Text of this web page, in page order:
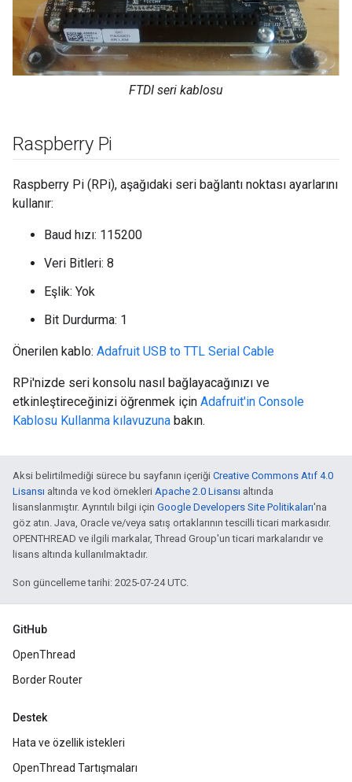
FTDI seri kablosu
Raspberry Pi
Raspberry Pi (RPi), aşağıdaki seri bağlantı noktası ayarlarını
kullanır:
Baud hızı: 115200
Veri Bitleri: 8
Eşlik: Yok
Bit Durdurma: 1
Önerilen kablo: Adafruit USB to TTL Serial Cable
RPi'nizde seri konsolu nasıl bağlayacağınızı ve
etkinleştireceğinizi öğrenmek için Adafruit'in Console
Kablosu Kullanma kılavuzuna bakın.
Aksi belirtilmediği sürece bu sayfanın içeriği Creative Commons Atıf 4.0
Lisansı altında ve kod örnekleri Apache 2.0 Lisansı altında
lisanslanmıştır. Ayrıntılı bilgi için Google Developers Site Politikaları'na
göz atın. Java, Oracle ve/veya satış ortaklarının tescilli ticari markasıdır.
OPENTHREAD ve ilgili markalar, Thread Group'un ticari markalarıdır ve
lisans altında kullanılmaktadır.
Son güncelleme tarihi: 2025-07-24 UTC.
GitHub
OpenThread
Border Router
Destek
Hata ve özellik istekleri
OpenThread Tartışmaları